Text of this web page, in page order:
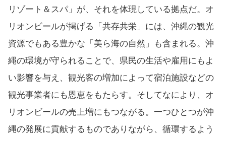
リゾート＆スパ」が、それを体現している拠点だ。オ
リオンビールが掲げる「共存共栄」には、沖縄の観光
資源でもある豊かな「美ら海の自然」も含まれる。沖
縄の環境が守られることで、県民の生活や雇用にもよ
い影響を与え、観光客の増加によって宿泊施設などの
観光事業者にも恩恵をもたらす。そしてなにより、オ
リオンビールの売上増にもつながる。一つひとつが沖
縄の発展に貢献するものでありながら、循環するよう